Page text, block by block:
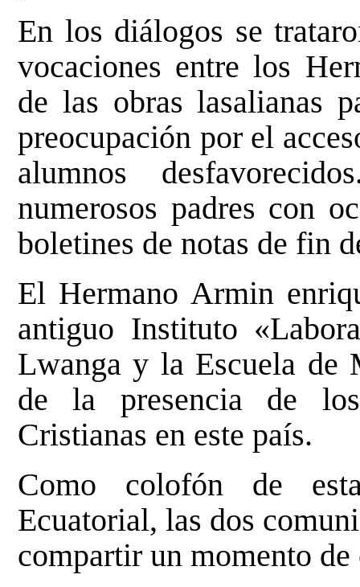
En los diálogos se
vocaciones entre los
de las obras lasalianas
preocupación por el
alumnos
numerosos padres con
boletines de notas de fin
El Hermano Armin
antiguo Instituto
Lwanga y la Escuela de
de la presencia de
Cristianas en este país.
Como colofón de
Ecuatorial, las dos
compartir un momento